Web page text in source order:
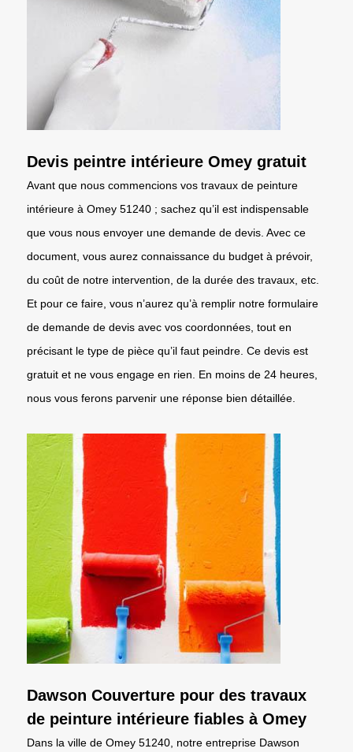
Devis peintre intérieure Omey gratuit
Avant que nous commencions vos travaux de peinture
intérieure à Omey 51240 ; sachez qu’il est indispensable
que vous nous envoyer une demande de devis. Avec ce
document, vous aurez connaissance du budget à prévoir,
du coût de notre intervention, de la durée des travaux, etc.
Et pour ce faire, vous n’aurez qu’à remplir notre formulaire
de demande de devis avec vos coordonnées, tout en
précisant le type de pièce qu’il faut peindre. Ce devis est
gratuit et ne vous engage en rien. En moins de 24 heures,
nous vous ferons parvenir une réponse bien détaillée.
Dawson Couverture pour des travaux
de peinture intérieure fiables à Omey
Dans la ville de Omey 51240, notre entreprise Dawson